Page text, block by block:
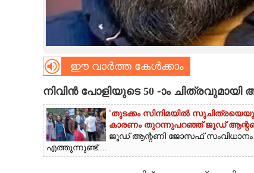
CARTOONS
LITERATURE
ഈ വാർത്ത കേൾക്കാം
നിവിൻ പോളിയുടെ 50 -ാം
'തുടക്കം സിനിമയിൽ സുചിത്രയെയും
കാരണം തുറന്നുപറഞ്ഞ് ജൂഡ്
ജൂഡ് ആന്റണി ജോസഫ് സംവിധാനം
എത്തുന്നുണ്ട്....